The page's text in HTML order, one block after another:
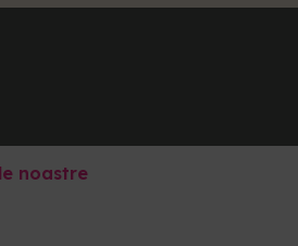
noastre